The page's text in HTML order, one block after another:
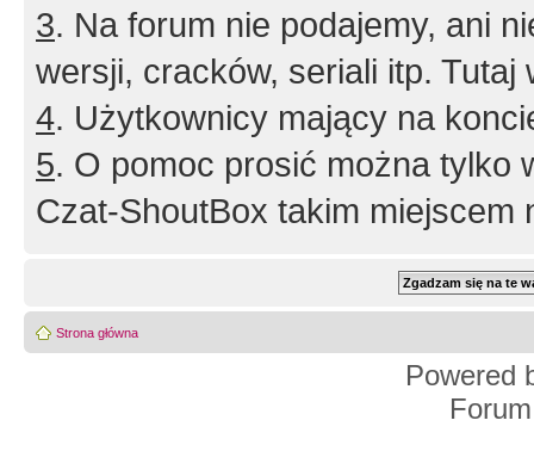
3. Na forum nie podajemy, ani
wersji, cracków, seriali itp. Tutaj
4. Użytkownicy mający na
5. O pomoc prosić można tylko
Czat-ShoutBox takim miejscem
Strona główna
Powered